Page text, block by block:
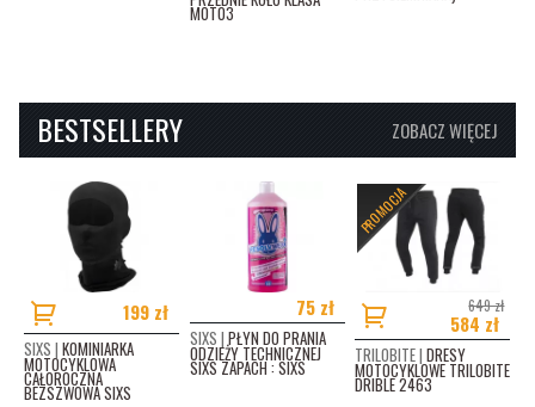
MOTO3
BESTSELLERY ZOBACZ WIĘCEJ
199 zł
SIXS | KOMINIARKA
MOTOCYKLOWA
CAŁOROCZNA
BEZSZWOWA SIXS
75 zł
SIXS |PŁYN DO PRANIA
ODZIEŻY TECHNICZNEJ
SIXS ZAPACH : SIXS
PROMOCJA
649 zł
584 zł
TRILOBITE | DRESY
MOTOCYKLOWE TRILOBITE
DRIBLE 2463